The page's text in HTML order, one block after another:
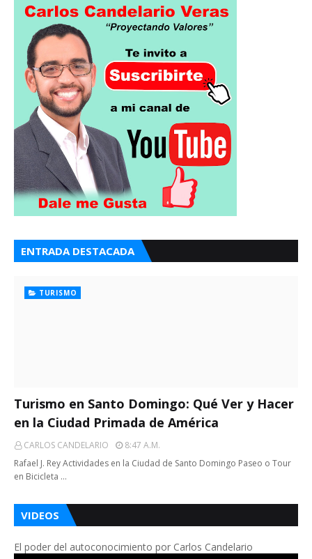
ENTRADA DESTACADA
TURISMO
Turismo en Santo Domingo: Qué Ver y Hacer
en la Ciudad Primada de América
CARLOS CANDELARIO
8:47 A.m.
Rafael J. Rey Actividades en la Ciudad de Santo Domingo Paseo o Tour
en Bicicleta …
VIDEOS
El poder del autoconocimiento por Carlos Candelario